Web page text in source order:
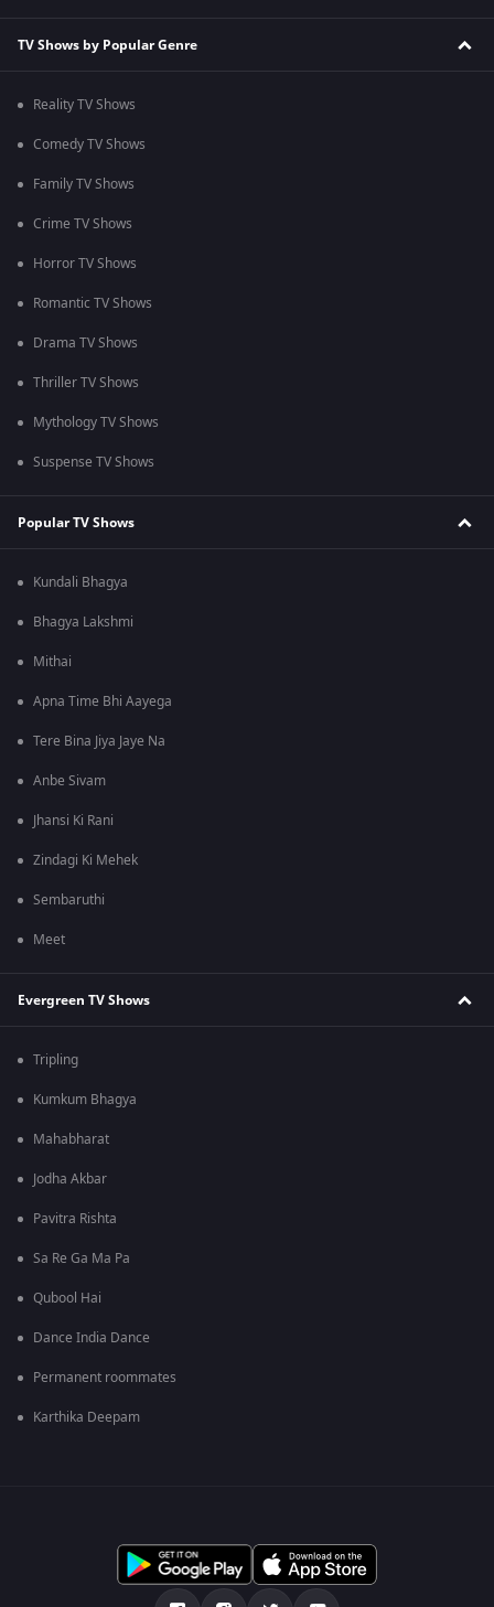
TV Shows by Popular Genre
Reality TV Shows
Comedy TV Shows
Family TV Shows
Crime TV Shows
Horror TV Shows
Romantic TV Shows
Drama TV Shows
Thriller TV Shows
Mythology TV Shows
Suspense TV Shows
Popular TV Shows
Kundali Bhagya
Bhagya Lakshmi
Mithai
Apna Time Bhi Aayega
Tere Bina Jiya Jaye Na
Anbe Sivam
Jhansi Ki Rani
Zindagi Ki Mehek
Sembaruthi
Meet
Evergreen TV Shows
Tripling
Kumkum Bhagya
Mahabharat
Jodha Akbar
Pavitra Rishta
Sa Re Ga Ma Pa
Qubool Hai
Dance India Dance
Permanent roommates
Karthika Deepam